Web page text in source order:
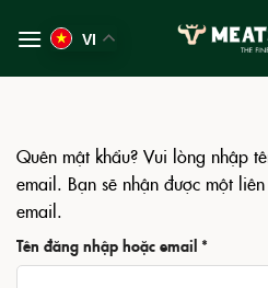
qua
VI
Quên mật khẩu? Vui lòng nhập
email. Bạn sẽ nhận được một
email.
Tên đăng nhập hoặc email *
buộc